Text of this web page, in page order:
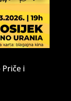
i